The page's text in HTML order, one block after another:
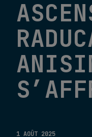
1 AOÛT 2025